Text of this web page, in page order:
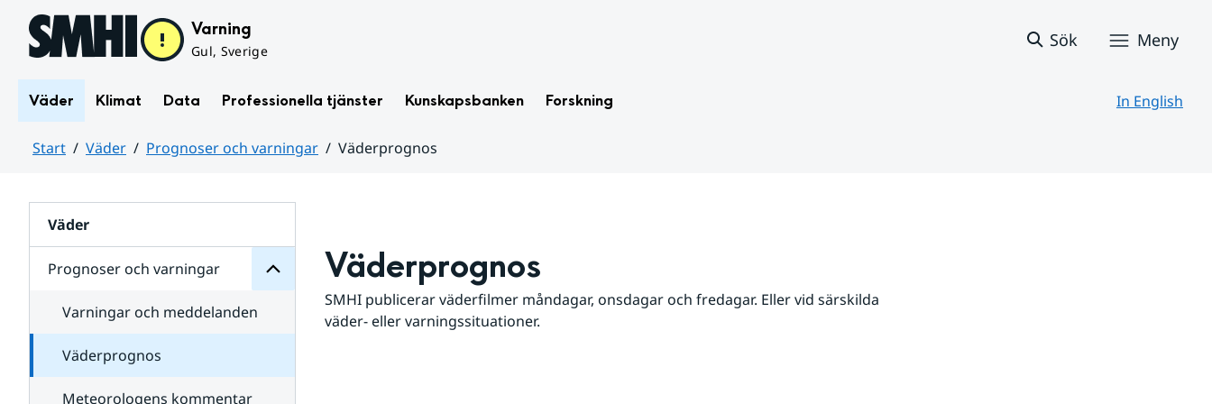
Hoppa till sidans innehåll Varning
Gul, Sverige
Sök Meny
Väder Klimat Data Professionella tjänster Kunskapsbanken Forskning In English
Start Väder Prognoser och varningar
Väderprognos
Väder
Prognoser och varningar
för
varningar
Varningar och meddelanden
Väderprognos
Meteorologens kommentar
Väderprognos
SMHI publicerar väderfilmer måndagar, onsdagar och fredagar. Eller vid särskilda
väder- eller varningssituationer.